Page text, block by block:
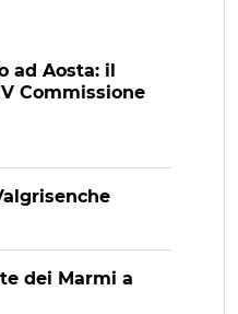
ad Aosta: il
Commissione
dei Marmi a